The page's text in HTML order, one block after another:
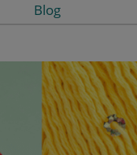
Blog